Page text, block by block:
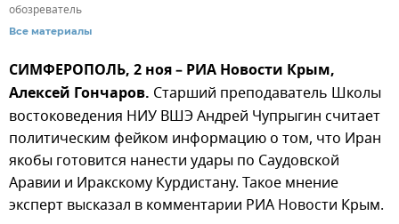
обозреватель
Все материалы
СИМФЕРОПОЛЬ, 2 ноя – РИА Новости Крым,
Алексей Гончаров. Старший преподаватель Школы
востоковедения НИУ ВШЭ Андрей Чупрыгин считает
политическим фейком информацию о том, что Иран
якобы готовится нанести удары по Саудовской
Аравии и Иракскому Курдистану. Такое мнение
эксперт высказал в комментарии РИА Новости Крым.